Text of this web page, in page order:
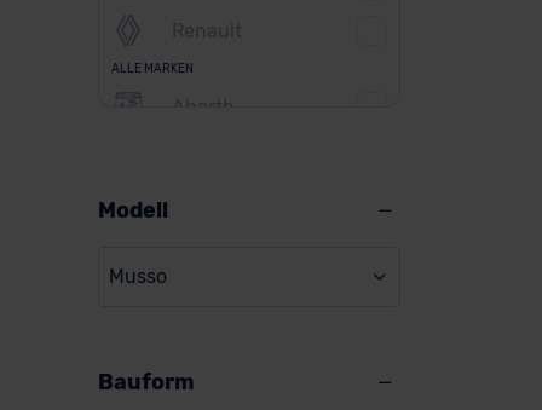
Renault
ALLE MARKEN
Abarth
Citroen
Modell
Musso
Bauform